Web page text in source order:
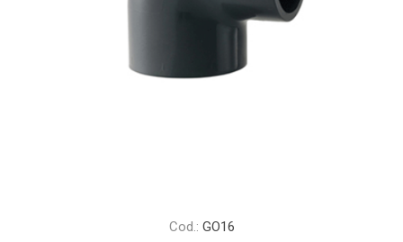
Cod.: GO16